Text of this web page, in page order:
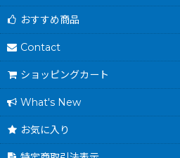
おすすめ商品
Contact
ショッピングカート
What's New
お気に入り